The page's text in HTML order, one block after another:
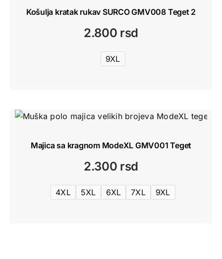
Košulja kratak rukav SURCO GMV008 Teget 2
2.800 rsd
9XL
Majica sa kragnom ModeXL GMV001 Teget
2.300 rsd
4XL 5XL 6XL 7XL 9XL